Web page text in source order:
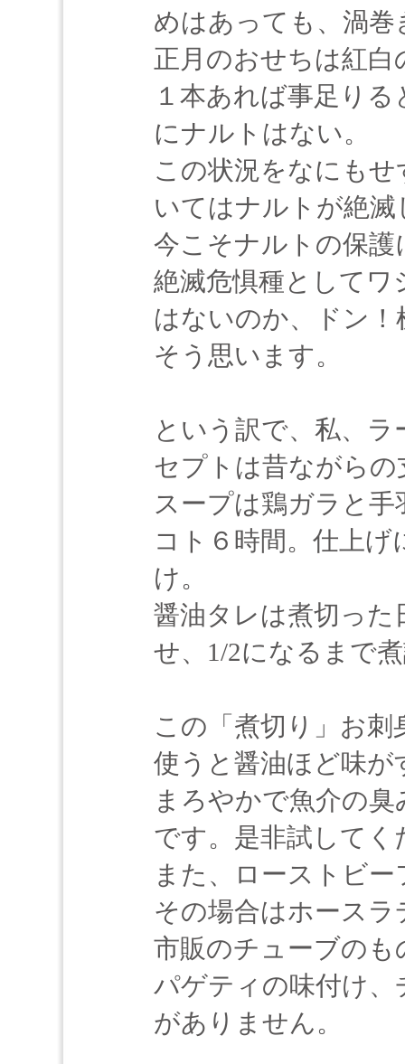
めはあっても、渦巻
正月のおせちは紅
１本あれば事足り
にナルトはない。
この状況をなにも
いてはナルトが絶
今こそナルトの保
絶滅危惧種として
はないのか、ドン
そう思います。
という訳で、私、
セプトは昔ながらの
スープは鶏ガラと
コト６時間。仕上
け。
醤油タレは煮切った
せ、1/2になるまで
この「煮切り」お
使うと醤油ほど味が
まろやかで魚介の
です。是非試してく
また、ローストビ
その場合はホース
市販のチューブの
パゲティの味付け
がありません。